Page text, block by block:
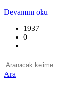
Devamını oku
1937
0
Ara